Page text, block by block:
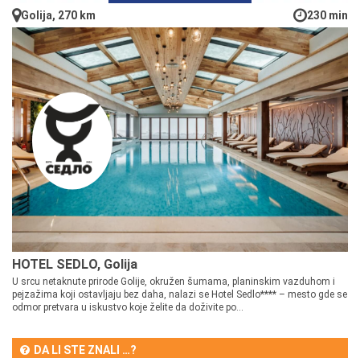
Golija, 270 km 230 min
HOTEL SEDLO, Golija
U srcu netaknute prirode Golije, okružen šumama, planinskim vazduhom i
pejzažima koji ostavljaju bez daha, nalazi se Hotel Sedlo**** – mesto gde se
odmor pretvara u iskustvo koje želite da doživite po...
DA LI STE ZNALI …?